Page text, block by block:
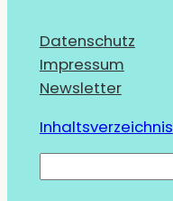
Datenschutz
Impressum
Newsletter
Inhaltsverzeichnis
u